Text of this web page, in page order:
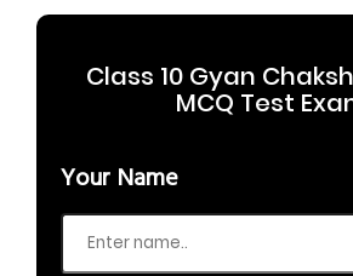
Class 10 Gyan
MCQ Test
Your Name